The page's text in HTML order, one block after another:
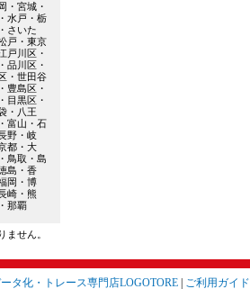
・宮城・
水戸・栃
さいた
戸・東京
戸川区・
品川区・
・世田谷
豊島区・
目黒区・
・八王
富山・石
野・岐
都・大
鳥取・島
島・香
岡・博
崎・熊
那覇
せん。
タ化・トレース専門店LOGOTORE ご利用ガイド